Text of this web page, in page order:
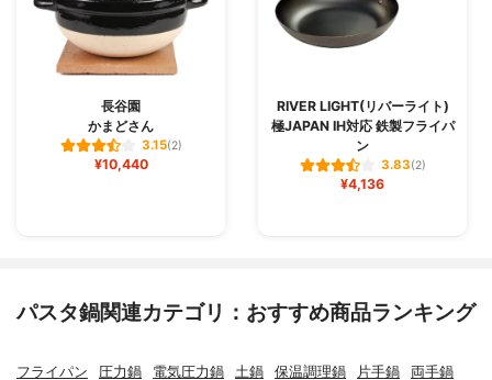
長谷園
かまどさん
3.15(2)
¥10,440
RIVER LIGHT(リバーライト)
極JAPAN IH対応 鉄製フライパ
ン
3.83(2)
¥4,136
パスタ鍋関連カテゴリ：おすすめ商品ランキング
フライパン 圧力鍋 電気圧力鍋 土鍋 保温調理鍋 片手鍋 両手鍋